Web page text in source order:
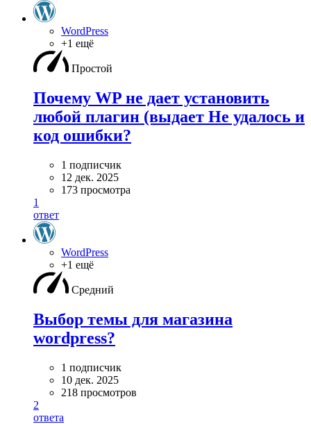
WordPress
+1 ещё
Простой
Почему WP не дает установить
любой плагин (выдает Не удалось и
код ошибки?
1 подписчик
12 дек. 2025
173 просмотра
1
ответ
WordPress
+1 ещё
Средний
Выбор темы для магазина
wordpress?
1 подписчик
10 дек. 2025
218 просмотров
2
ответа